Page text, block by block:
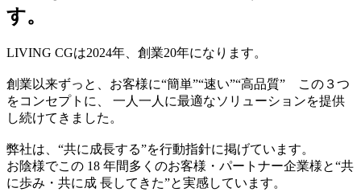
す。
LIVING CGは2024年、創業20年になります。
創業以来ずっと、お客様に“簡単”“速い”“高品質” この３つ
をコンセプトに、 一人一人に最適なソリューションを提供
し続けてきました。
弊社は、“共に成長する”を行動指針に掲げています。
お陰様でこの 18 年間多くのお客様・パートナー企業様と“共
に歩み・共に成 長してきた”と実感しています。